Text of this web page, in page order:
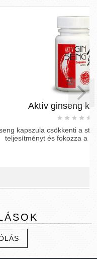
kapszula
stresszt, növeli a szellemi
a szexuális vágyat.